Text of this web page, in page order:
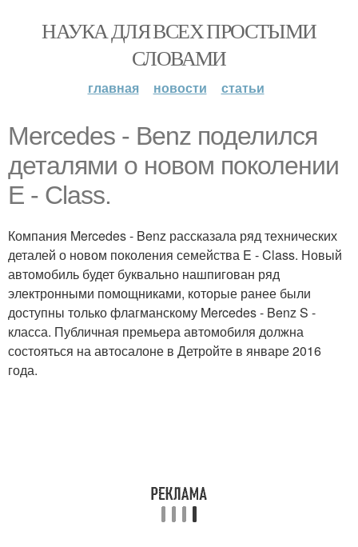
НАУКА ДЛЯ ВСЕХ ПРОСТЫМИ
СЛОВАМИ
главная новости статьи
Mercedes - Benz поделился
деталями о новом поколении
E - Class.
Компания Mercedes - Benz рассказала ряд технических
деталей о новом поколения семейства E - Class. Новый
автомобиль будет буквально нашпигован ряд
электронными помощниками, которые ранее были
доступны только флагманскому Mercedes - Benz S -
класса. Публичная премьера автомобиля должна
состояться на автосалоне в Детройте в январе 2016
года.